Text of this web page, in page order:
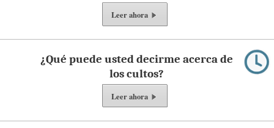
Leer ahora
¿Qué puede usted decirme acerca de
los cultos?
Leer ahora